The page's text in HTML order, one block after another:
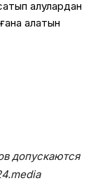
алулардан
алатын
допускаются